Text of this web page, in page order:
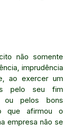
não somente
imprudência
ao exercer um
pelo seu fim
ou pelos bons
que afirmou o
empresa não se